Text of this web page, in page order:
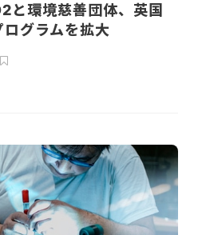
環境慈善団体、英国
グラムを拡大